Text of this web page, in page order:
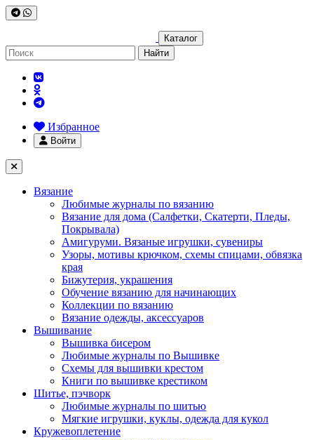
Каталог
Найти
Избранное
Войти
Вязание
Любимые журналы по вязанию
Вязание для дома (Салфетки, Скатерти, Пледы,
Покрывала)
Амигуруми. Вязаные игрушки, сувениры
Узоры, мотивы крючком, схемы спицами, обвязка
края
Бижутерия, украшения
Обучение вязанию для начинающих
Коллекции по вязанию
Вязание одежды, аксессуаров
Вышивание
Вышивка бисером
Любимые журналы по Вышивке
Схемы для вышивки крестом
Книги по вышивке крестиком
Шитье, пэчворк
Любимые журналы по шитью
Мягкие игрушки, куклы, одежда для кукол
Кружевоплетение